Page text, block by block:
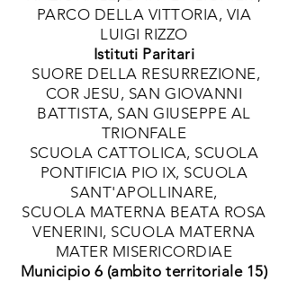
PARCO DELLA VITTORIA, VIA
LUIGI RIZZO
Istituti Paritari
SUORE DELLA RESURREZIONE,
COR JESU, SAN GIOVANNI
BATTISTA, SAN GIUSEPPE AL
TRIONFALE
SCUOLA CATTOLICA, SCUOLA
PONTIFICIA PIO IX, SCUOLA
SANT'APOLLINARE,
SCUOLA MATERNA BEATA ROSA
VENERINI, SCUOLA MATERNA
MATER MISERICORDIAE
Municipio 6 (ambito territoriale 15)